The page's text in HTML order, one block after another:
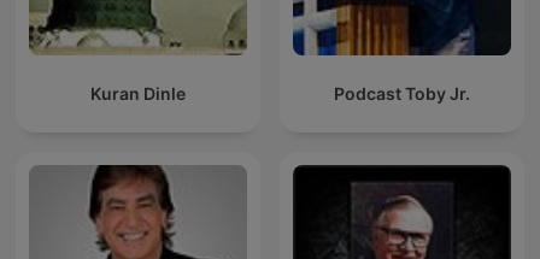
Kuran Dinle Podcast Toby Jr.